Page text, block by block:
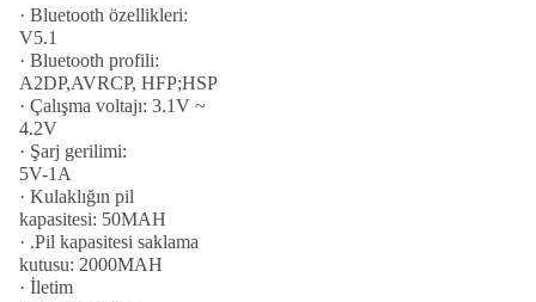
· Bluetooth özellikleri:
V5.1
· Bluetooth profili:
A2DP,AVRCP, HFP;HSP
· Çalışma voltajı: 3.1V ~
4.2V
· Şarj gerilimi:
5V-1A
· Kulaklığın pil
kapasitesi: 50MAH
· .Pil kapasitesi saklama
kutusu: 2000MAH
· İletim